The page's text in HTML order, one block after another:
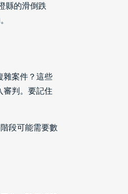
縣的滑倒跌
雜案件？這些
審判。要記住
段可能需要數